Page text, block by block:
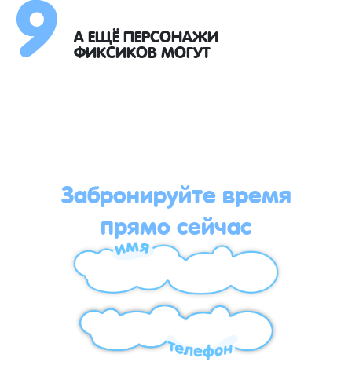
А ЕЩЁ ПЕРСОНАЖИ
ФИКСИКОВ МОГУТ
Забронируйте время
прямо сейчас